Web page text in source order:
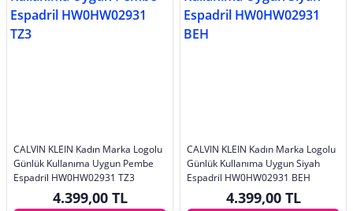
CALVIN KLEIN Kadın Marka Logolu
Günlük Kullanıma Uygun Pembe
Espadril HW0HW02931 TZ3
4.399,00 TL
CALVIN KLEIN Kadın Marka Logolu
Günlük Kullanıma Uygun Siyah
Espadril HW0HW02931 BEH
4.399,00 TL